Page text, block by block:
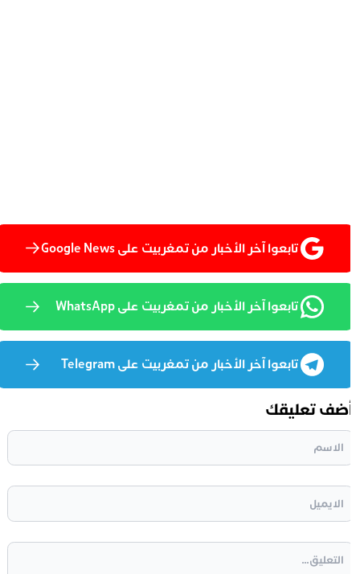
تابعوا آخر الأخبار من تمغربيت على Google News
تابعوا آخر الأخبار من تمغربيت على WhatsApp
تابعوا آخر الأخبار من تمغربيت على Telegram
تعليقك